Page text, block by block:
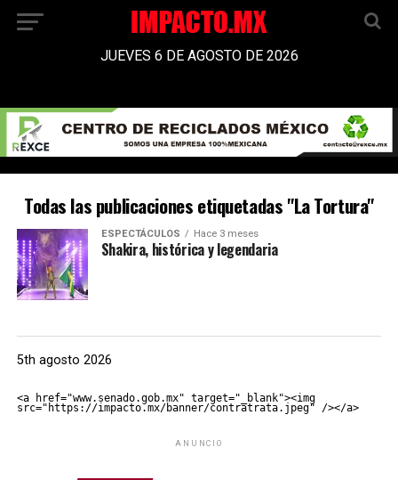
JUEVES 6 DE AGOSTO DE 2026
Todas las publicaciones etiquetadas "La Tortura"
ESPECTÁCULOS Hace 3 meses
Shakira, histórica y legendaria
5th agosto 2026
<a href="www.senado.gob.mx" target="_blank"><img
src="https://impacto.mx/banner/contratrata.jpeg" /></a>
ANUNCIO